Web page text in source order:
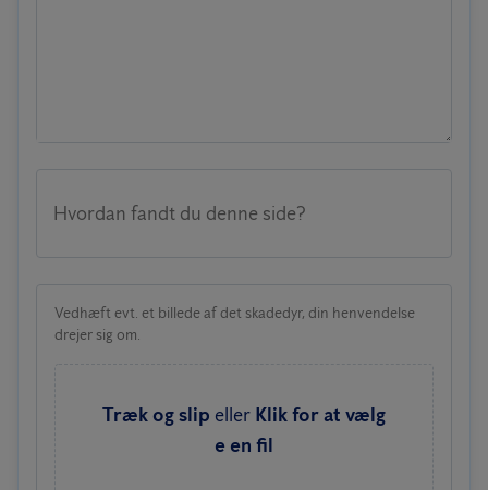
Hvordan fandt du denne side?
Vedhæft evt. et billede af det skadedyr, din henvendelse
drejer sig om.
Træk og slip eller Klik for at vælg
e en fil